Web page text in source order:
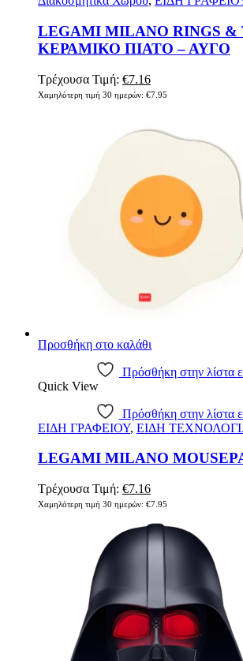
LEGAMI MILANO RINGS &
ΚΕΡΑΜΙΚΟ ΠΙΑΤΟ – ΑΥΓΟ
Τρέχουσα Τιμή: €7.16
Χαμηλότερη τιμή 30 ημερών: €7.95
Προσθήκη στο καλάθι
Πρόσθήκη στην λίστα
Quick View
Πρόσθήκη στην λίστα
ΕΙΔΗ ΓΡΑΦΕΙΟΥ, ΕΙΔΗ
LEGAMI MILANO
Τρέχουσα Τιμή: €7.16
Χαμηλότερη τιμή 30 ημερών: €7.95